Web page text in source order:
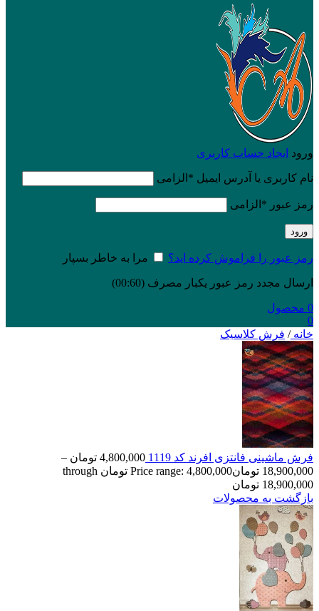
ورود ایجاد حساب کاربری
نام کاربری یا آدرس ایمیل * الزامی
رمز عبور * الزامی
ورود
رمز عبور را فراموش کرده اید؟ مرا به خاطر بسپار
ارسال مجدد رمز عبور یکبار مصرف (00:
60
)
0 محصول
0
خانه/ فرش کلاسیک
فرش ماشینی فانتزی افرند کد 1119 4,800,000 تومان –
18,900,000 تومان
Price range: 4,800,000 تومان through
18,900,000 تومان
بازگشت به محصولات